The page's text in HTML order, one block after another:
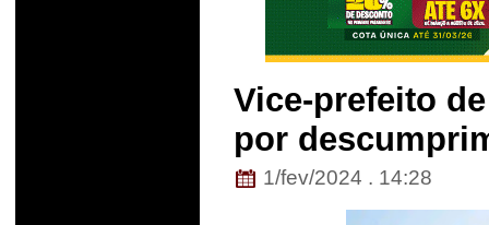
Vice-prefeito
por
1/fev/2024 . 14:28